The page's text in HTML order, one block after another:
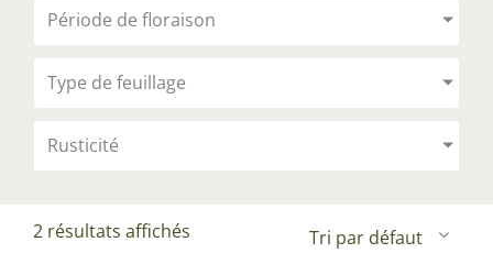
Période de floraison
Type de feuillage
Rusticité
2 résultats affichés